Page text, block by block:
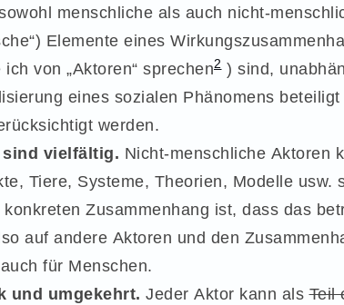
menschliche als auch nicht-
Elemente eines
von „Aktoren“ sprechen2) sind,
eines sozialen Phänomens
werden.
vielfältig. Nicht-menschliche Aktoren
Tiere, Systeme, Theorien, Modelle usw.
Zusammenhang ist, dass das
auf andere Aktoren und den
für Menschen.
und umgekehrt. Jeder Aktor kann alsTeil